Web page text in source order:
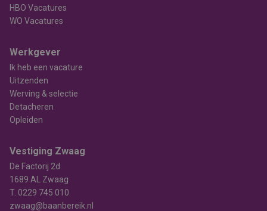
HBO Vacatures
WO Vacatures
Werkgever
Ik heb een vacature
Uitzenden
Werving & selectie
Detacheren
Opleiden
Vestiging Zwaag
De Factorij 2d
1689 AL Zwaag
T. 0229 745 010
zwaag@baanbereik.nl